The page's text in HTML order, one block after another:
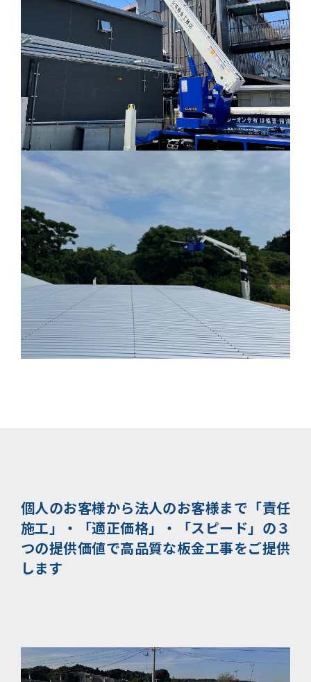
個人のお客様から法人のお客様まで 「責任
施工」・「適正価格」・「スピード」の３
つの提供価値で高品質な板金工事をご提供
します